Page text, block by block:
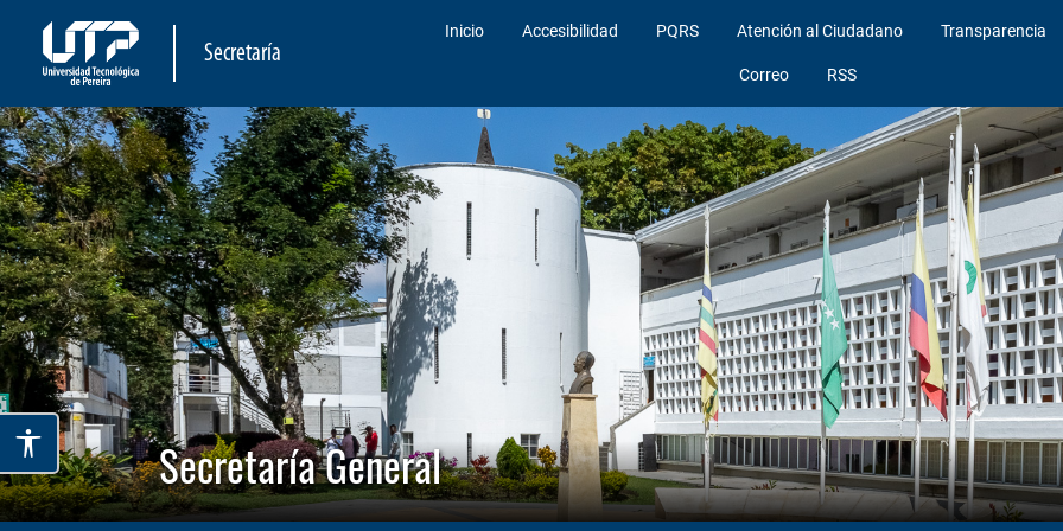
Secretaría
Inicio Accesibilidad PQRS Atención al Ciudadano Transparencia
Correo RSS
Secretaría General